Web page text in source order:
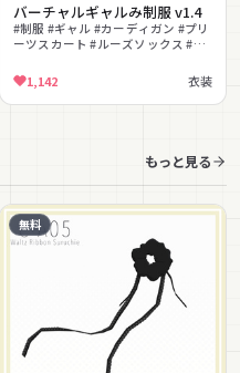
バーチャルギャルみ制服 v1.4
#制服 #ギャル #カーディガン #プリ
ーツスカート #ルーズソックス #シ
#lilToon対応
1,142 衣装
もっと見る
無料